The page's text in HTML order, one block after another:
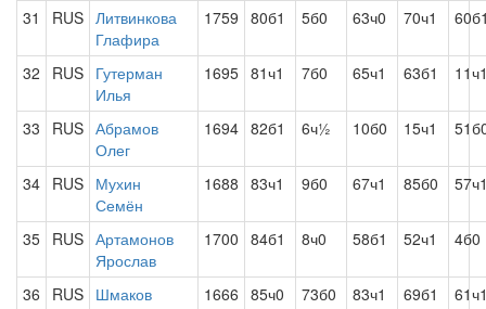
31 RUS Литвинкова
Глафира
1759 80б1 5б0 63ч0 70ч1
32 RUS Гутерман
Илья
1695 81ч1 7б0 65ч1 63б1
33 RUS Абрамов
Олег
1694 82б1 6ч½ 10б0 15ч1
34 RUS Мухин
Семён
1688 83ч1 9б0 67ч1 85б0
35 RUS Артамонов
Ярослав
1700 84б1 8ч0 58б1 52ч1 4б0
36 RUS Шмаков
1666 85ч0 73б0 83ч1 69б1